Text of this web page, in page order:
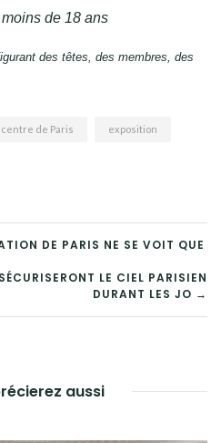
de 18 ans
des têtes, des membres, des
centre de Paris exposition
DE PARIS NE SE VOIT QUE
LE CIEL PARISIEN
DURANT LES JO →
aussi